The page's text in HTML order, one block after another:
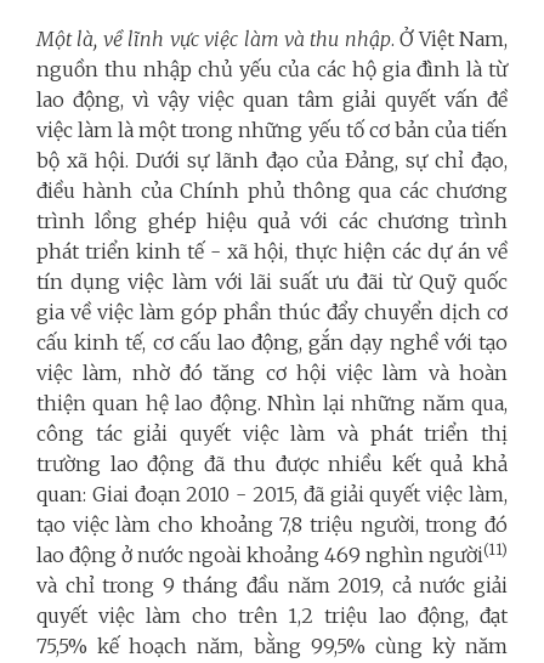
Một là, về lĩnh vực việc làm và thu nhập. Ở Việt Nam,
nguồn thu nhập chủ yếu của các hộ gia đình là từ
lao động, vì vậy việc quan tâm giải quyết vấn đề
việc làm là một trong những yếu tố cơ bản của tiến
bộ xã hội. Dưới sự lãnh đạo của Đảng, sự chỉ đạo,
điều hành của Chính phủ thông qua các chương
trình lồng ghép hiệu quả với các chương trình
phát triển kinh tế - xã hội, thực hiện các dự án về
tín dụng việc làm với lãi suất ưu đãi từ Quỹ quốc
gia về việc làm góp phần thúc đẩy chuyển dịch cơ
cấu kinh tế, cơ cấu lao động, gắn dạy nghề với tạo
việc làm, nhờ đó tăng cơ hội việc làm và hoàn
thiện quan hệ lao động. Nhìn lại những năm qua,
công tác giải quyết việc làm và phát triển thị
trường lao động đã thu được nhiều kết quả khả
quan: Giai đoạn 2010 - 2015, đã giải quyết việc làm,
tạo việc làm cho khoảng 7,8 triệu người, trong đó
lao động ở nước ngoài khoảng 469 nghìn người(11)
và chỉ trong 9 tháng đầu năm 2019, cả nước giải
quyết việc làm cho trên 1,2 triệu lao động, đạt
75,5% kế hoạch năm, bằng 99,5% cùng kỳ năm